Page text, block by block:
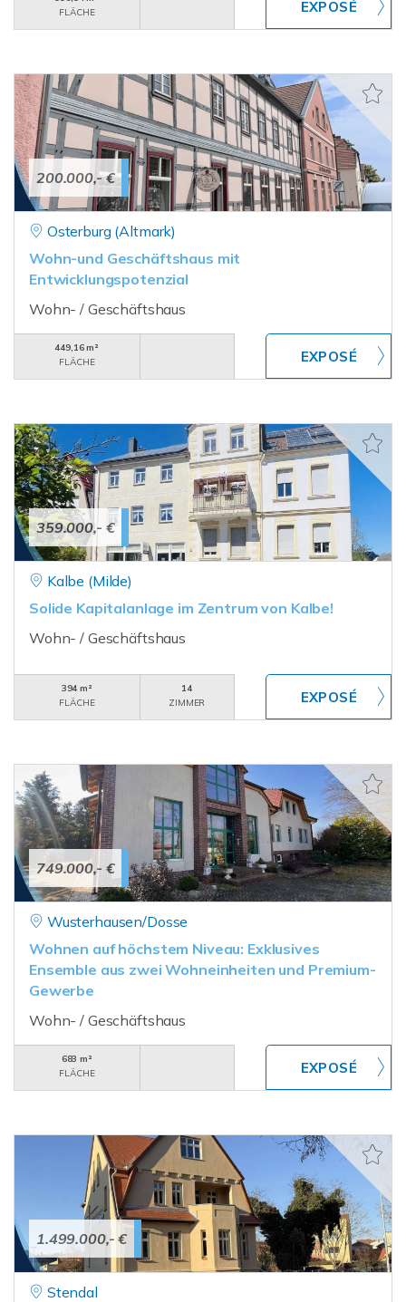
FLÄCHE
200.000,- €
Osterburg (Altmark)
Wohn-und Geschäftshaus mit
Entwicklungspotenzial
Wohn- / Geschäftshaus
449,16 m²
FLÄCHE
359.000,- €
Kalbe (Milde)
Solide Kapitalanlage im Zentrum von Kalbe!
Wohn- / Geschäftshaus
394 m²
FLÄCHE
14
ZIMMER
749.000,- €
Wusterhausen/Dosse
Wohnen auf höchstem Niveau: Exklusives
Ensemble aus zwei Wohneinheiten und Premium-
Gewerbe
Wohn- / Geschäftshaus
683 m²
FLÄCHE
1.499.000,- €
Stendal